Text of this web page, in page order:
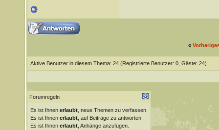
«
Aktive Benutzer in diesem Thema: 24 (Registrierte Benutzer: 0, Gäste: 24)
Forumregeln
Es ist Ihnen erlaubt, neue Themen zu verfassen.
Es ist Ihnen erlaubt, auf Beiträge zu antworten.
Es ist Ihnen erlaubt, Anhänge anzufügen.